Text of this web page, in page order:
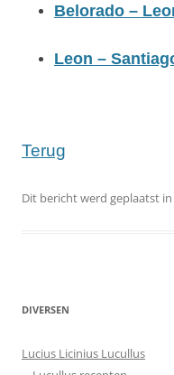
Belorado –
Leon –
Terug
Dit bericht werd geplaatst in
DIVERSEN
Lucius Licinius Lucullus